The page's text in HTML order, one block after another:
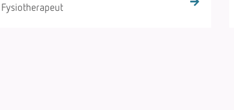
Fysiotherapeut